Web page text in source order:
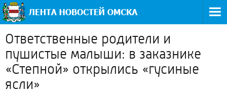
Ответственные родители и
пушистые малыши: в заказнике
«Степной» открылись «гусиные
ясли»